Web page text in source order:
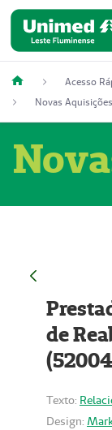
Acesso
Novas Aquisições
de
Texto:
Design: